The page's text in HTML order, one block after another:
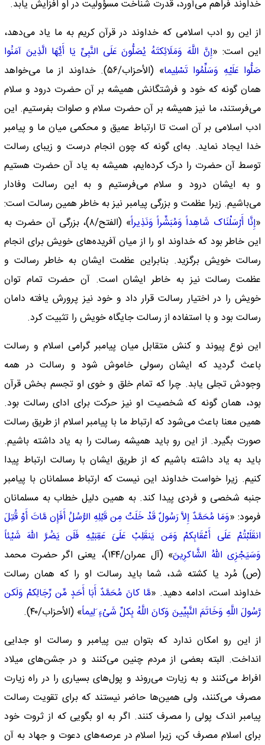
خداوند فراهم می‌آورد، قدرت شناخت مسؤولیت در او افزایش یابد.
از این رو ادب اسلامی که خداوند در قرآن کریم به ما یاد می‌دهد،
این است: «إِنَّ اللَّهَ وَمَلَائِکتَهُ یُصَلُّونَ عَلَى النَّبِیِّ یَا أَیُّهَا الَّذِینَ آمَنُوا
صَلُّوا عَلَیْهِ وَسَلِّمُوا تَسْلِیما
» (الأحزاب/۵۶). خداوند از ما می‌خواهد‌‌
همان گونه که خود و فرشتگانش همیشه بر آن حضرت درود و سلام
می‌فرستند، ما نیز همیشه بر آن حضرت سلام و صلوات بفرستیم. این
ادب اسلامی بر آن است تا ارتباط عمیق و محکمی میان ما و پیامبر
خدا ایجاد نماید. به‌ای گونه که چون انجام درست و زیبای رسالت
توسط آن حضرت را درک کرده‌ایم، همیشه به یاد آن حضرت هستیم
و به ایشان درود و سلام می‌فرستیم و به این رسالت وفادار
می‌باشیم. زیرا عظمت و بزرگی پیامبر نیز به خاطر همین رسالت است:
«إِنَّا أَرْسَلْنَاک شَاهِداً وَمُبَشِّراً وَنَذِیراً
» (الفتح/۸)، بزرگی آن حضرت به
این خاطر بود که خداوند او را از میان آفریده‌های خویش برای انجام
رسالت خویش برگزید. بنابراین عظمت ایشان به خاطر رسالت و
عظمت رسالت نیز به خاطر ایشان است. آن حضرت تمام توان
خویش را در اختیار رسالت قرار داد و خود نیز پرورش یافته دامان
رسالت بود و با استفاده از رسالت جایگاه خویش را تثبیت کرد.
این نوع پیوند و کنش متقابل میان پیامبر گرامی اسلام و رسالت
باعث گردید که ایشان رسولی خاموش شود و رسالت در همه
وجودش تجلی یابد. چرا که تمام خلق و خوی او تجسم بخش قرآن
بود،‌‌ همان گونه که شخصیت او نیز حرکت برای ادای رسالت بود.
همین معنا باعث می‌شود که ارتباط ما با پیامبر اسلام از طریق رسالت
صورت بگیرد. از این رو باید همیشه رسالت را به یاد داشته باشیم.
باید به یاد داشته باشیم که از طریق ایشان با رسالت ارتباط پیدا
کنیم. زیرا خواست خداوند این نیست که ارتباط مسلمانان با پیامبر
جنبه شخصی و فردی پیدا کند. به همین دلیل خطاب به مسلمانان
فرمود: «وَمَا مُحَمَّدٌ إِلاَّ رَسُولٌ قَدْ خَلَتْ مِن قَبْلِهِ الرُّسُلُ أَفَإِن مَّاتَ أَوْ قُتِلَ
انقَلَبْتُمْ عَلَى أَعْقَابِکمْ وَمَن یَنقَلِبْ عَلَىَ عَقِبَیْهِ فَلَن یَضُرَّ اللّهَ شَیْئاً
وَسَیَجْزِی اللّهُ الشَّاکرِینَ
» (آل عمران/۱۴۴)، یعنی اگر حضرت محمد
(ص) مُرد یا کشته شد، شما باید رسالت او را که‌‌ همان رسالت
خداوند است، ادامه دهید. «مَّا کانَ مُحَمَّدٌ أَبَا أَحَدٍ مِّن رِّجَالِکمْ وَلَکن
رَّسُولَ اللَّهِ وَخَاتَمَ النَّبِیِّینَ وَکانَ اللَّهُ بِکلِّ شَیْءٍ َلِیماً» (الأحزاب/۴۰).
از این رو امکان ندارد که بتوان بین پیامبر و رسالت او جدایی
انداخت. البته بعضی از مردم چنین می‌کنند و در جشن‌های میلاد
افراط می‌کنند و به زیارت می‌روند و پول‌های بسیاری را در راه زیارت
مصرف می‌کنند، ولی همین‌ها حاضر نیستند که برای تقویت رسالت
پیامبر اندک پولی را مصرف کنند. اگر به او بگویی که از ثروت خود
برای اسلام مصرف کن، زیرا اسلام در عرصه‌های دعوت و جهاد به آن